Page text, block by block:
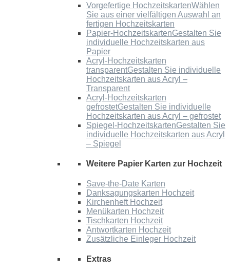
Vorgefertige HochzeitskartenWählen
Sie aus einer vielfältigen Auswahl an
fertigen Hochzeitskarten
Papier-HochzeitskartenGestalten Sie
individuelle Hochzeitskarten aus
Papier
Acryl-Hochzeitskarten
transparentGestalten Sie individuelle
Hochzeitskarten aus Acryl –
Transparent
Acryl-Hochzeitskarten
gefrostetGestalten Sie individuelle
Hochzeitskarten aus Acryl – gefrostet
Spiegel-HochzeitskartenGestalten Sie
individuelle Hochzeitskarten aus Acryl
– Spiegel
Weitere Papier Karten zur Hochzeit
Save-the-Date Karten
Danksagungskarten Hochzeit
Kirchenheft Hochzeit
Menükarten Hochzeit
Tischkarten Hochzeit
Antwortkarten Hochzeit
Zusätzliche Einleger Hochzeit
Extras